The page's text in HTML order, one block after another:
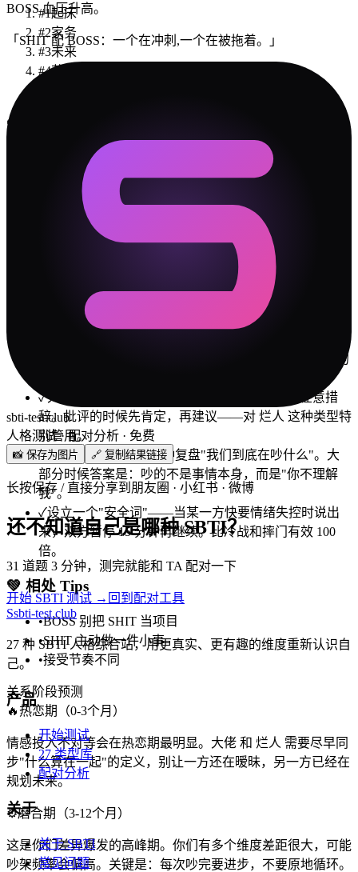
#1起床
#2家务
#3未来
#4花钱
💝
BOSS 选场所 SHIT 去一次
家里一起做一件小事
你们最大的冲突源是「自尊自信」维度。不是谁对谁
错，是两个人的出厂设置差太远。接受差异是第一步。
么还没想好"，也别嫌"你怎么不过脑子"。给彼此不同的
✓大佬 说话比较直，但 烂人 可能比你想象中更在意措
辞。批评的时候先肯定，再建议——对 烂人 这种类型特
别管用。
✓每次吵完架，花 5 分钟复盘"我们到底在吵什么"。大
部分时候答案是：吵的不是事情本身，而是"你不理解
我"。
✓设立一个"安全词"——当某一方快要情绪失控时说出
来，双方暂停 15 分钟再继续。比冷战和摔门有效 100
倍。
💚 相处 Tips
•BOSS 别把 SHIT 当项目
•SHIT 主动做一件小事
•接受节奏不同
关系阶段预测
🔥热恋期（0-3个月）
情感投入不对等会在热恋期最明显。大佬 和 烂人 需要尽早同
步"什么算在一起"的定义，别让一方还在暧昧，另一方已经在
规划未来。
⚙️磨合期（3-12个月）
这是你们差异爆发的高峰期。你们有多个维度差距很大，可能
吵架频率会偏高。关键是：每次吵完要进步，不要原地循环。
BOSS 血压升高。
「 SHIT 配 BOSS：一个在冲刺,一个在被拖着。 」
sbti-test.club
人格测试 · 配对分析 · 免费
📸 保存为图片 🔗 复制结果链接
长按保存 / 直接分享到朋友圈 · 小红书 · 微博
还不知道自己是哪种 SBTI？
31 道题 3 分钟，测完就能和 TA 配对一下
开始 SBTI 测试 → 回到配对工具
Ssbti-test.club
27 种 SBTI 人格综合站，用更真实、更有趣的维度重新认识自
己。
产品
开始测试
27 类型库
配对分析
关于
关于 SBTI
常见问题